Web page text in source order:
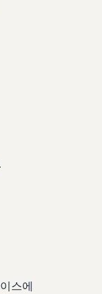
스에